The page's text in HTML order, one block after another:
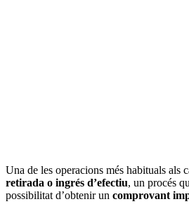
Una de les operacions més habituals als
retirada o ingrés d’efectiu, un procés
possibilitat d’obtenir un comprovant